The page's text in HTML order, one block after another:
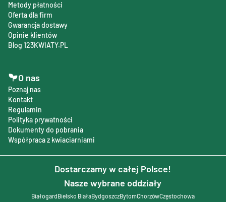
Metody płatności
Oferta dla firm
Gwarancja dostawy
Opinie klientów
Blog 123KWIATY.PL
O nas
Poznaj nas
Kontakt
Regulamin
Polityka prywatności
Dokumenty do pobrania
Współpraca z kwiaciarniami
Dostarczamy w całej Polsce!
Nasze wybrane oddziały
BiałogardBielsko BiałaBydgoszczBytomChorzówCzęstochowa